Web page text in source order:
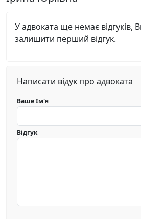
У адвоката ще немає відгуків,
залишити перший відгук.
Написати відук про адвоката
Ваше Ім'я
Відгук